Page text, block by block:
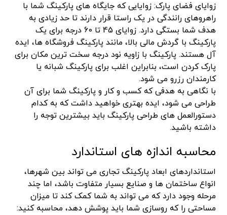
زوایای فضای پارک: زوایایی که جایگاه های پارکینگ شما با
راهروهای رانندگی در یک راستا قرار دارند تا حد زیادی به
هدف شما بستگی دارد. زوایای 45 تا 60 درجه برای یک
پارکینگ با گردش مالی بالا، مانند پارکینگ فروشگاه ها، ایده
آل هستند. پارکینگ با زاویه نود درجه سخت ترین مکان برای
پارک کردن است، بنابراین اغلب برای پارکینگ شبانه یا
کارمندان رزرو می شود.
با نگاهی به هدفی که کسب و کار و پارکینگ شما برای آن
طراحی می شود، ایده بهتری خواهید داشت که به کدام
دستورالعمل های طراحی پارکینگ باید بیشترین توجه را
داشته باشید.
محاسبه اندازه های استاندارد
استانداردهای ابعاد پارکینگ تجاری می تواند بین شهرها،
انواع ساختمان ها و صنایع بسیار متفاوت باشد، اما چند
مرحله وجود دارد که می تواند به شما کمک کند تا میزان
مساحتی را که روسازی شما باید پوشش دهد، محاسبه کنید: